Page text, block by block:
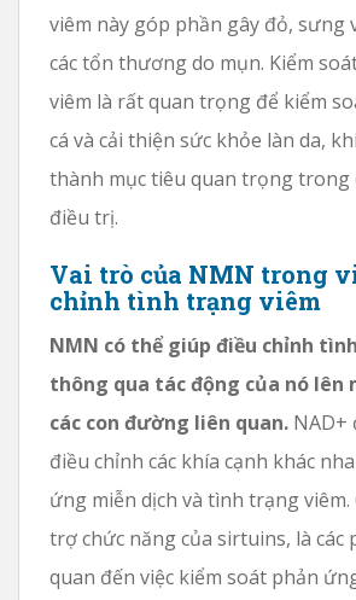
viêm này góp phần gây đỏ, sưng
các tổn thương do mụn. Kiểm
viêm là rất quan trọng để kiểm
cá và cải thiện sức khỏe làn da,
thành mục tiêu quan trọng trong
điều trị.
Vai trò của NMN trong
chỉnh tình trạng viêm
NMN có thể giúp điều chỉnh
thông qua tác động của nó lên
các con đường liên quan. NAD+
điều chỉnh các khía cạnh khác
ứng miễn dịch và tình trạng viêm.
trợ chức năng của sirtuins, là các
quan đến việc kiểm soát phản